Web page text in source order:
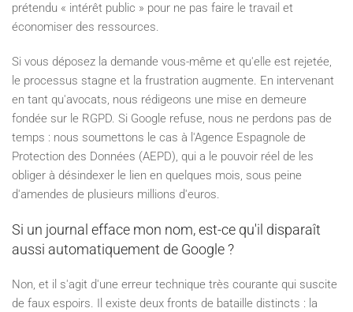
prétendu « intérêt public » pour ne pas faire le travail et
économiser des ressources.
Si vous déposez la demande vous-même et qu'elle est rejetée,
le processus stagne et la frustration augmente. En intervenant
en tant qu'avocats, nous rédigeons une mise en demeure
fondée sur le RGPD. Si Google refuse, nous ne perdons pas de
temps : nous soumettons le cas à l'Agence Espagnole de
Protection des Données (AEPD), qui a le pouvoir réel de les
obliger à désindexer le lien en quelques mois, sous peine
d'amendes de plusieurs millions d'euros.
Si un journal efface mon nom, est-ce qu'il disparaît
aussi automatiquement de Google ?
Non, et il s'agit d'une erreur technique très courante qui suscite
de faux espoirs. Il existe deux fronts de bataille distincts : la